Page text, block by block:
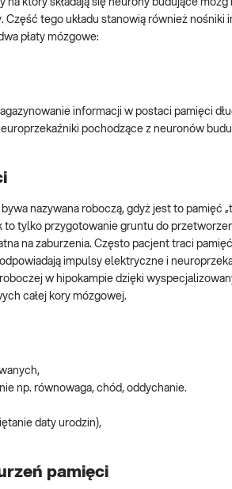
który składają się neurony budujące mózg i
tego układu stanowią również nośniki
płaty mózgowe:
informacji w postaci pamięci
pochodzące z neuronów
nazywana roboczą, gdyż jest to pamięć
to tylko przygotowanie gruntu do
na zaburzenia. Często pacjent traci
impulsy elektryczne i
w hipokampie dzięki
całej kory mózgowej.
np. równowaga, chód, oddychanie.
daty urodzin),
pamięci